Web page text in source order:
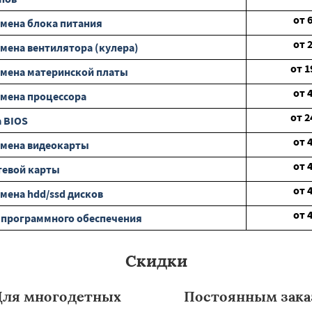
блока питания
от
вентилятора (кулера)
от
материнской платы
от
процессора
от
BIOS
от
видеокарты
от
карты
от
hdd/ssd дисков
от
программного обеспечения
от
Скидки
многодетных Постоянным